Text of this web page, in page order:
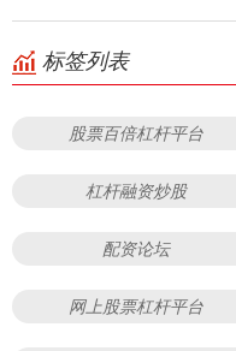
标签列表
股票百倍杠杆平台
杠杆融资炒股
配资论坛
网上股票杠杆平台